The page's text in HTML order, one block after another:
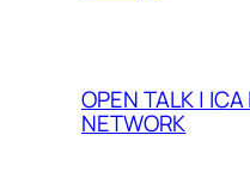
OPEN TALK | ICA
NETWORK